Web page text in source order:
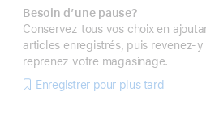
Besoin d’une pause?
Conservez tous vos choix en
articles enregistrés, puis revenez-
reprenez votre magasinage.
Enregistrer pour plus tard